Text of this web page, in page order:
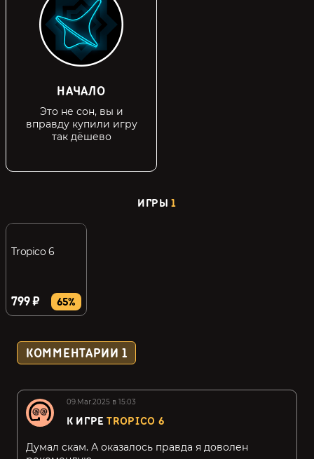
НАЧАЛО
Это не сон, вы и
вправду купили игру
так дёшево
ИГРЫ1
Tropico 6
799 ₽ 65%
КОММЕНТАРИИ 1
09.Mar.2025 в 15:03
К ИГРЕTROPICO 6
Думал скам. А оказалось правда я доволен